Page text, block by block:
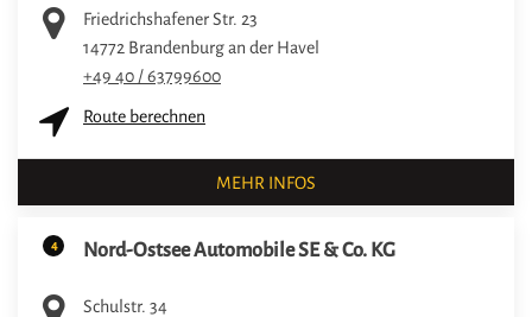
Friedrichshafener Str. 23
14772 Brandenburg an der Havel
+49 40 / 63799600
Route berechnen
MEHR INFOS
4 Nord-Ostsee Automobile SE & Co. KG
Schulstr. 34